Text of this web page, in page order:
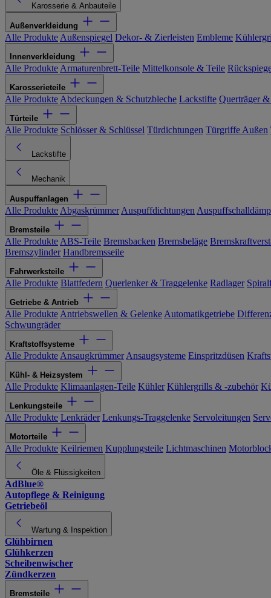
Karosserie & Anbauteile
Außenverkleidung
Alle Produkte Außenspiegel Dekor- & Zierleisten Embleme
Innenverkleidung
Alle Produkte Armaturenbrett-Teile Mittelkonsole & Teile
Karosserieteile
Alle Produkte Abdeckungen & Schutzbleche Lackstifte Querträger
Türteile
Alle Produkte Schlösser & Schlüssel Türdichtungen Türgriffe Außen
Lackstifte
Mechanik
Auspuffanlagen
Alle Produkte Abgaskrümmer Auspuffdichtungen
Bremsteile
Alle Produkte ABS-Teile Bremsbacken Bremsbeläge
Bremszylinder Handbremsseile
Fahrwerksteile
Alle Produkte Blattfedern Querlenker & Traggelenke Radlager
Getriebe & Antrieb
Alle Produkte Antriebswellen & Gelenke Automatikgetriebe
Schwungräder
Kraftstoffsysteme
Alle Produkte Ansaugkrümmer Ansaugsysteme Einspritzdüsen
Kühl- & Heizsystem
Alle Produkte Klimaanlagen-Teile Kühler Kühlergrills & -zubehör
Lenkungsteile
Alle Produkte Lenkräder Lenkungs-Traggelenke Servoleitungen
Motorteile
Alle Produkte Keilriemen Kupplungsteile Lichtmaschinen
Öle & Flüssigkeiten
AdBlue®
Autopflege & Reinigung
Getriebeöl
Wartung & Inspektion
Glühbirnen
Glühkerzen
Scheibenwischer
Zündkerzen
Bremsteile